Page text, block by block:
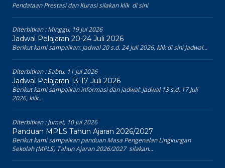
Pendataan Prestasi dan Kurasi silakan klik di sini
Diterbitkan :Minggu, 19 Jul 2026
Jadwal Pelajaran 20-24 Juli 2026
Berikut kami sampaikan: Jadwal 20 s.d. 24 Juli 2026, klik di sini Jadwal...
Diterbitkan :Sabtu, 11 Jul 2026
Jadwal Pelajaran 13-17 Juli 2026
Berikut kami sampaikan informasi dan jadwal: Jadwal 13 s.d. 17 Juli
2026, klik...
Diterbitkan :Jumat, 10 Jul 2026
Panduan MPLS Tahun Ajaran 2026/2027
Berikut kami sampaikan panduan Masa Pengenalan Lingkungan
Sekolah (MPLS) Tahun Ajaran 2026/2027 silakan...